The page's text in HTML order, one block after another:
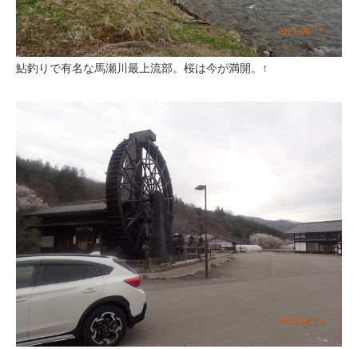
鮎釣りで有名な馬瀬川最上流部。桜は今が満開。↑